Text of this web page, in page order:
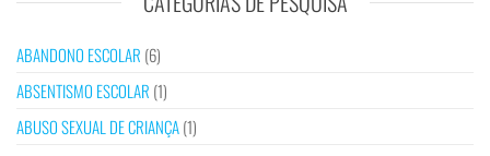
ABANDONO ESCOLAR (6)
ABSENTISMO ESCOLAR (1)
ABUSO SEXUAL DE CRIANÇA(1)